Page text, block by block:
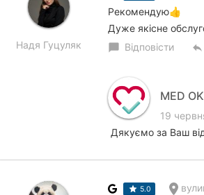
Надя Гуцуляк
Рекомендую👍
Дуже якісне
chat_bubble Відповісти reply
MED OK
19
Дякуємо за Ваш
5.0